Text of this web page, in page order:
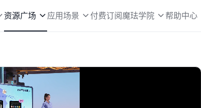
资源广场 应用场景 付费订阅魔珐学院 帮助中心